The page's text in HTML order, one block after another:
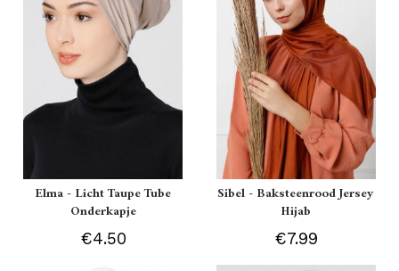
Elma - Licht Taupe Tube
Onderkapje
€4.50
Sibel - Baksteenrood Jersey
Hijab
€7.99